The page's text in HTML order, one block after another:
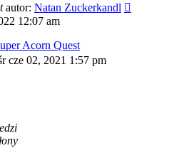
autor: Natan Zuckerkandl
12:07 am
Acorn Quest
cze 02, 2021 1:57 pm